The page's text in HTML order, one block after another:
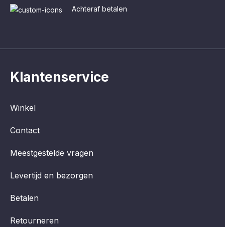
Klantenservice
Winkel
Contact
Meestgestelde vragen
Levertijd en bezorgen
Betalen
Retourneren
Achteraf betalen